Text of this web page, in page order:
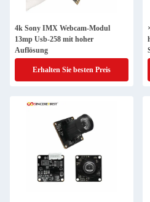
4k Sony IMX Webcam-Modul
13mp Usb-258 mit hoher
Auflösung
Erhalten Sie besten Preis